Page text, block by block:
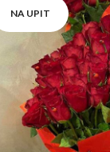
NA UPIT